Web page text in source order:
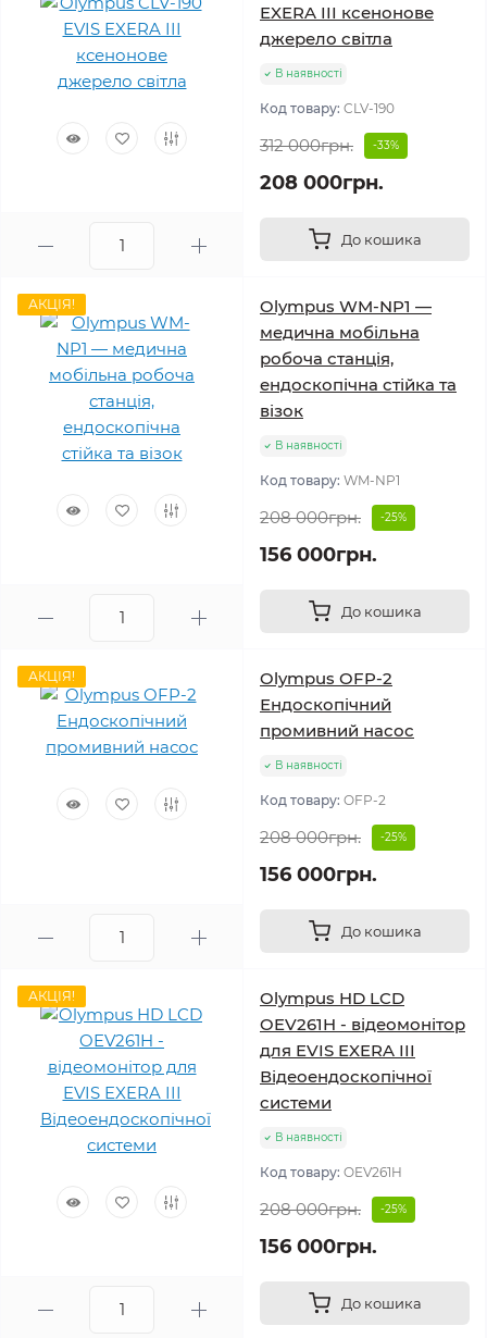
EXERA III ксенонове
джерело світла
В наявності
Код товару: CLV-190
312 000грн. -33%
208 000грн.
До кошика
АКЦІЯ!
Olympus WM-NP1 —
медична мобільна
робоча станція,
ендоскопічна стійка та
візок
В наявності
Код товару: WM-NP1
208 000грн. -25%
156 000грн.
До кошика
АКЦІЯ!
Olympus OFP-2
Ендоскопічний
промивний насос
В наявності
Код товару: OFP-2
208 000грн. -25%
156 000грн.
До кошика
АКЦІЯ!
Olympus HD LCD
OEV261H - відеомонітор
для EVIS EXERA III
Відеоендоскопічної
системи
В наявності
Код товару: OEV261H
208 000грн. -25%
156 000грн.
До кошика